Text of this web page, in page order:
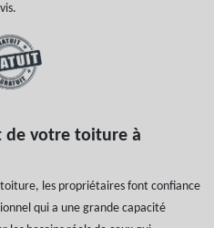
de votre toiture à
les propriétaires font confiance
qui a une grande capacité